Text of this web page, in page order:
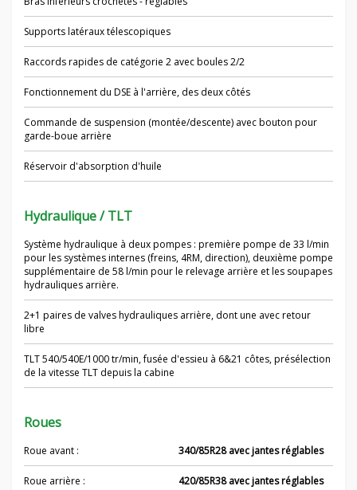
Supports latéraux télescopiques
Raccords rapides de catégorie 2 avec boules 2/2
Fonctionnement du DSE à l'arrière, des deux côtés
Commande de suspension (montée/descente) avec bouton pour
garde-boue arrière
Réservoir d'absorption d'huile
Hydraulique / TLT
Système hydraulique à deux pompes : première pompe de 33 l/min
pour les systèmes internes (freins, 4RM, direction), deuxième pompe
supplémentaire de 58 l/min pour le relevage arrière et les soupapes
hydrauliques arrière.
2+1 paires de valves hydrauliques arrière, dont une avec retour
libre
TLT 540/540E/1000 tr/min, fusée d'essieu à 6&21 côtes, présélection
de la vitesse TLT depuis la cabine
Roues
Roue avant : 340/85R28 avec jantes réglables
Roue arrière : 420/85R38 avec jantes réglables